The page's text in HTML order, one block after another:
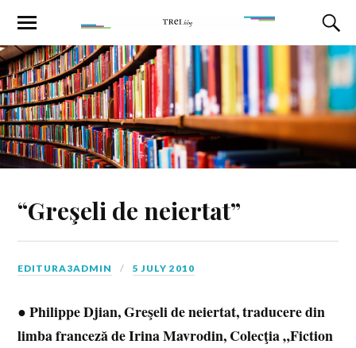
“Greşeli de neiertat”
EDITURA3ADMIN 5 JULY 2010
●Philippe Djian, Greşeli de neiertat, traducere din
limba franceză de Irina Mavrodin, Colecţia „Fiction